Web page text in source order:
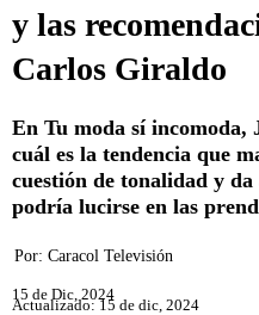
y las
Carlos Giraldo
En Tu moda sí
cuál es la tendencia que
cuestión de tonalidad y
podría lucirse en las
Por: Caracol Televisión
15 de Dic, 2024
Actualizado: 15 de dic, 2024